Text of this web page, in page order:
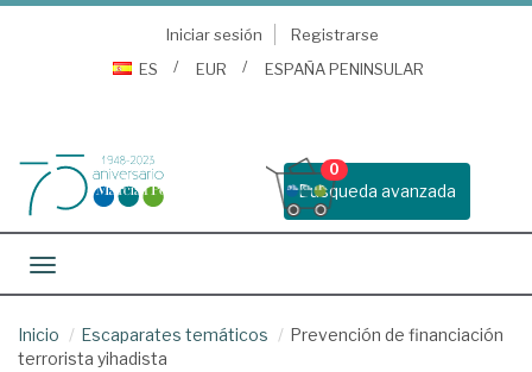
Iniciar sesión
Registrarse
ES
EUR ESPAÑA PENINSULAR
Busqueda avanzada
0
Toggle navigation
Inicio Escaparates temáticos
Prevención de financiación
terrorista yihadista